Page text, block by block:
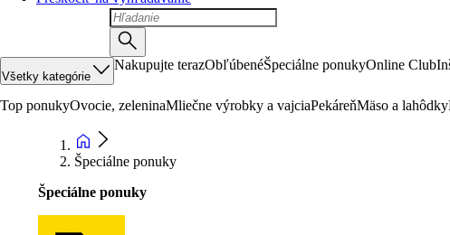
Všetky kategórie
Nakupujte terazObľúbenéŠpeciálne ponukyOnline Club
Top ponukyOvocie, zeleninaMliečne výrobky a vajciaPekáreňMäso a lahôdky
Špeciálne ponuky
Špeciálne ponuky